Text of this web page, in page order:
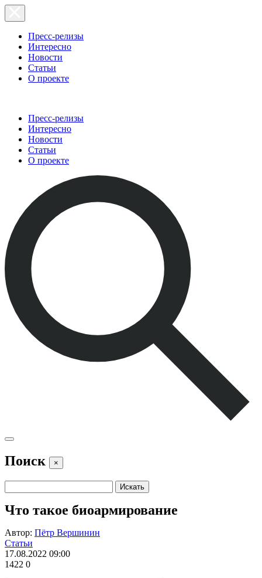
Пресс-релизы
Интересно
Новости
Статьи
О проекте
Пресс-релизы
Интересно
Новости
Статьи
О проекте
Поиск ×
Что такое биоармирование
Автор: Пётр Вершинин
Статьи
17.08.2022 09:00
1422 0